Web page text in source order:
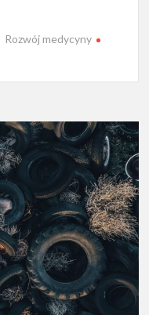
Rozwój medycyny